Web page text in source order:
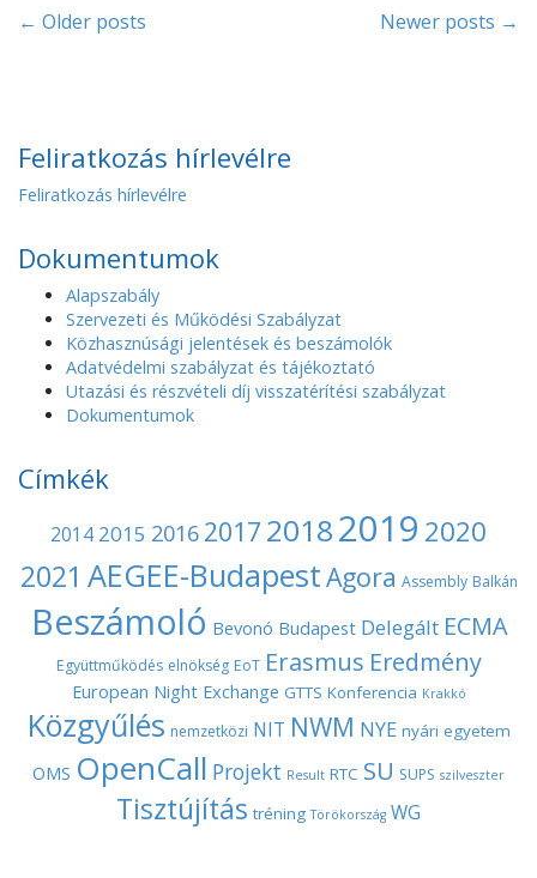
P
t
s
n
a
i
o
← Older posts Newer posts →
Feliratkozás hírlevélre
Feliratkozás hírlevélre
Dokumentumok
Alapszabály
Szervezeti és Működési Szabályzat
Közhasznúsági jelentések és beszámolók
Adatvédelmi szabályzat és tájékoztató
Utazási és részvételi díj visszatérítési szabályzat
Dokumentumok
Címkék
2014 2015 2016 2017 20182019 2020
2021 AEGEE-BudapestAgora Assembly Balkán
Beszámoló Bevonó Budapest Delegált ECMA
Együttműködés elnökség EoT Erasmus Eredmény
European Night Exchange GTTS Konferencia Krakkó
Közgyűlés nemzetközi NIT NWM NYE nyári egyetem
OMS OpenCall Projekt Result RTC SU SUPS szilveszter
Tisztújítás tréning Törökország WG